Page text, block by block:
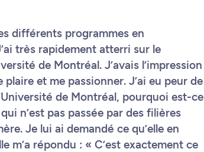
différents programmes en
très rapidement atterri sur le
de Montréal. J’avais l’impression
et me passionner. J’ai eu peur de
de Montréal, pourquoi est-ce
n’est pas passée par des filières
Je lui ai demandé ce qu’elle en
m’a répondu : « C’est exactement ce